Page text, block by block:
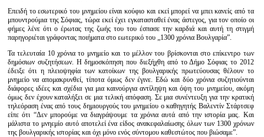
Επειδή το εσωτερικό του μνημείου είναι κούφιο και εκεί μπορεί να μπει κανείς από τα
μπουντρούμια της Σόφιας, τώρα εκεί έχει εγκατασταθεί ένας άστεγος, για τον οποίο οι
φήμες λένε ότι ο έρωτας της ζωής του του έσπασε την καρδιά και αυτή τη στιγμή
παρηγοριέται γράφοντας ποιήματα στο εωτερικό του „1300 χρόνια Βουλγαρία”.
Τα τελευταία 10 χρόνια το μνημείο και το μέλλον του βρίσκονται στο επίκεντρο των
δημόσιων συζητήσεων. Η δημοσκόπηση που διεξήχθη από το Δήμο Σόφιας το 2012
έδειξε ότι η πλειοψηφία των κατοίκων της βουλγαρικής πρωτεύουσας θέλουν το
μνημείο να απομακρυνθεί, τίποτα όμως δεν έγινε. Εδώ και δύο χρόνια συζητιούνται
διάφορες ιδέες και σχέδια για μια καινούργια αντίληψη και όψη του μνημείου, ακόμη
όμως δεν έχουν καταλήξει σε μια τελική απόφαση. Σε μια συνέντευξη για την κρατική
τηλεόραση ένας από τους δημιουργούς του μνημείου ο καθηγητής Βαλεντίν Στάρτσεφ
είπε ότι “Δεν μπορούμε να διαγράψουμε τα χρόνια αυτά από την ιστορία μας. Και
μάλιστα το μνηεμίο αυτό αποτελεί ένα είδος ανακεφαλαίωσης όλων των 1300 χρόνων
της βουλγαρικής ιστορίας και όχι μόνο ενός σύντομου καθεστώτος που βιώσαμε”.